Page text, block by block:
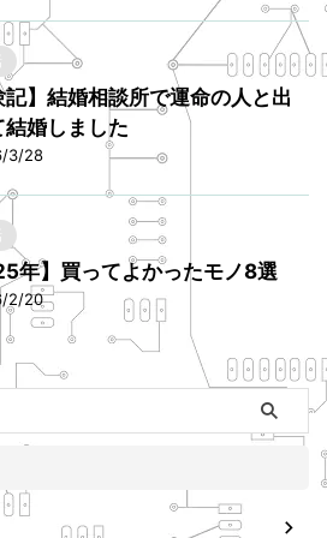
記】結婚相談所で運命の人と出
結婚しました
3/28
年】買ってよかったモノ8選
2/20